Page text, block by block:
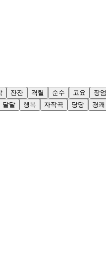
잔잔 격렬 순수 고요 장엄
달달 행복 자작곡 당당 경쾌